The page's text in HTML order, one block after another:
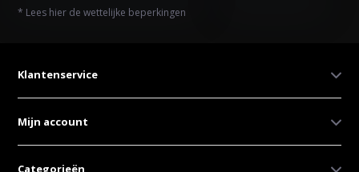
* Lees hier de wettelijke beperkingen
Klantenservice
Mijn account
Categorieën